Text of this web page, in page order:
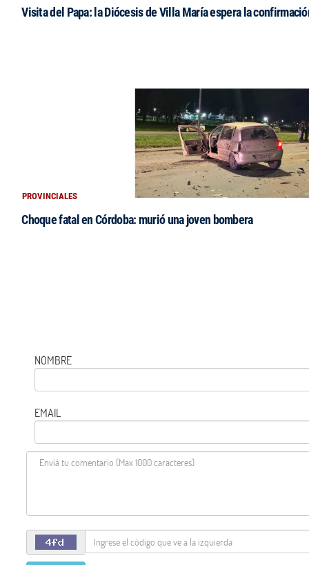
Visita del Papa: la Diócesis de Villa María espera la
PROVINCIALES
Choque fatal en Córdoba: murió una joven bombera
NOMBRE
EMAIL